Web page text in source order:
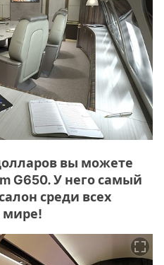
вы можете
G650. У него самый
среди всех
мире!